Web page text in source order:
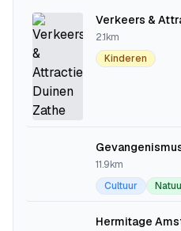
Verkeers &
2.1km
Kinderen
11.9km
Cultuur
Hermitage